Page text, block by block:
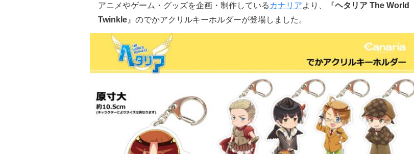
アニメやゲーム・グッズを企画・制作している カナリアより、『ヘタリア The World
Twinkle 』のでかアクリルキーホルダーが登場しました。